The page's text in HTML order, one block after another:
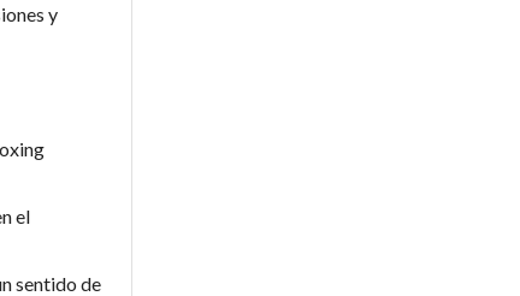
y
el
sentido de